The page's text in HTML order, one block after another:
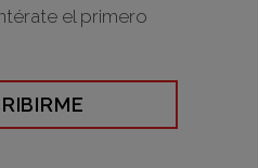
el primero